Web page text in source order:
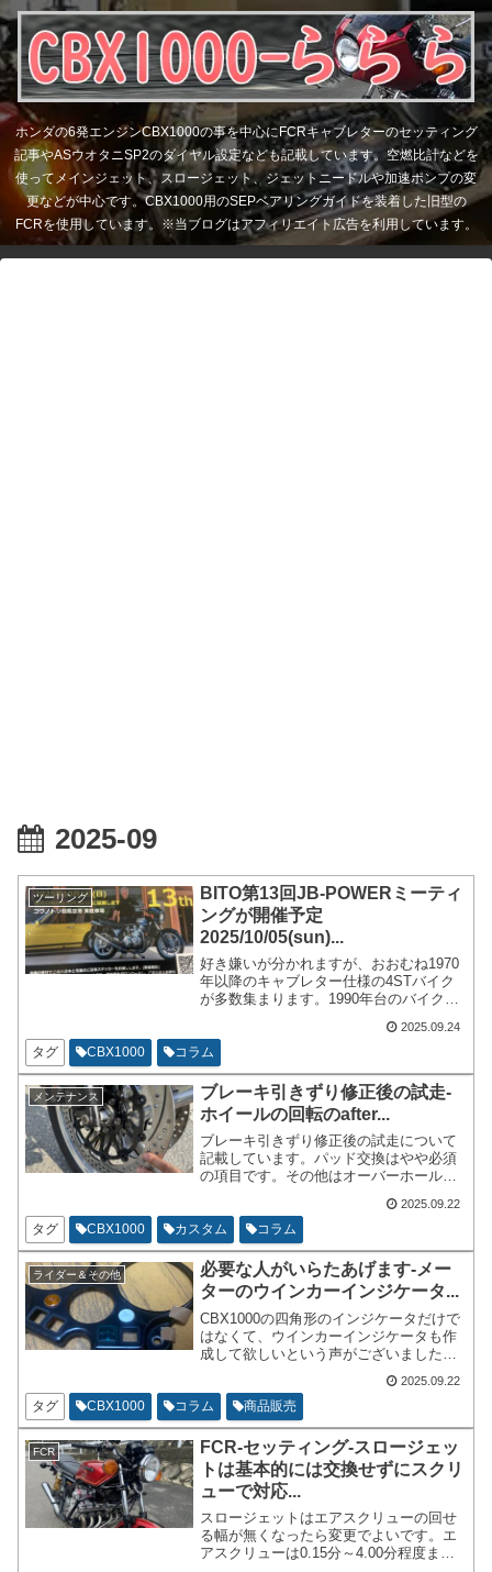
ホンダの6発エンジンCBX1000の事を中心にFCRキャブレターのセッティング
記事やASウオタニSP2のダイヤル設定なども記載しています。空燃比計などを
使ってメインジェット、スロージェット、ジェットニードルや加速ポンプの変
更などが中心です。CBX1000用のSEPベアリングガイドを装着した旧型の
FCRを使用しています。※当ブログはアフィリエイト広告を利用しています。
2025-09
ツーリング
BITO第13回JB-POWERミーティ
ングが開催予定
2025/10/05(sun)...
好き嫌いが分かれますが、おおむね1970
年以降のキャブレター仕様の4STバイク
が多数集まります。1990年台のバイクも
なのでFCRを装着したバイクも多いで
す。大体の場合はFCRまで組み込んでい
るようなバイクはかなり手の込んでいる
状態です。見ていて飽きないようなバイ
クがほとんどでございます。
2025.09.24
タグ CBX1000 コラム
メンテナンス
ブレーキ引きずり修正後の試走-
ホイールの回転のafter...
ブレーキ引きずり修正後の試走について
記載しています。パッド交換はやや必須
の項目です。その他はオーバーホールや
ず、パッドの交換についてですが、すで
に引きずっているパッドを使うという事
は正しく削れていないパッドを使う事に
なります。新品のパッドは背面と表面が
必ず平行です。引きずっているパッドは
走行距離にもよりますが、並行である点
が保証されていません。
2025.09.22
タグ CBX1000 カスタム コラム
ライダー＆その他
必要な人がいらたあげます-メー
ターのウインカーインジケータ...
CBX1000の四角形のインジケータだけで
はなくて、ウインカーインジケータも作
成して欲しいという声がございましたの
ている人や面白い事をされている方には
無償で差し上げます。3Dプリンタで作製
しております。
2025.09.22
タグ CBX1000 コラム 商品販売
FCR
FCR-セッティング-スロージェッ
トは基本的には交換せずにスクリ
ューで対応...
スロージェットはエアスクリューの回せ
る幅が無くなったら変更でよいです。エ
アスクリューは0.15分～4.00分程度まで